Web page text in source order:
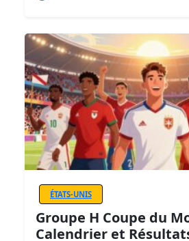
ÉTATS-UNIS
Groupe H Coupe du
Calendrier et